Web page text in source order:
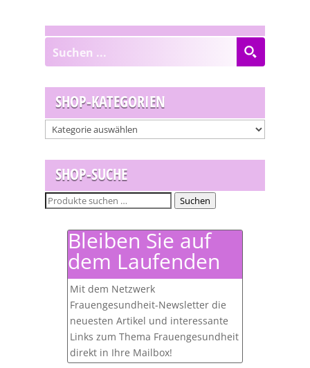
SHOP-KATEGORIEN
SHOP-SUCHE
Suchen
Suchen
Bleiben Sie auf
dem Laufenden
Mit dem Netzwerk
Frauengesundheit-Newsletter die
neuesten Artikel und interessante
Links zum Thema Frauengesundheit
direkt in Ihre Mailbox!